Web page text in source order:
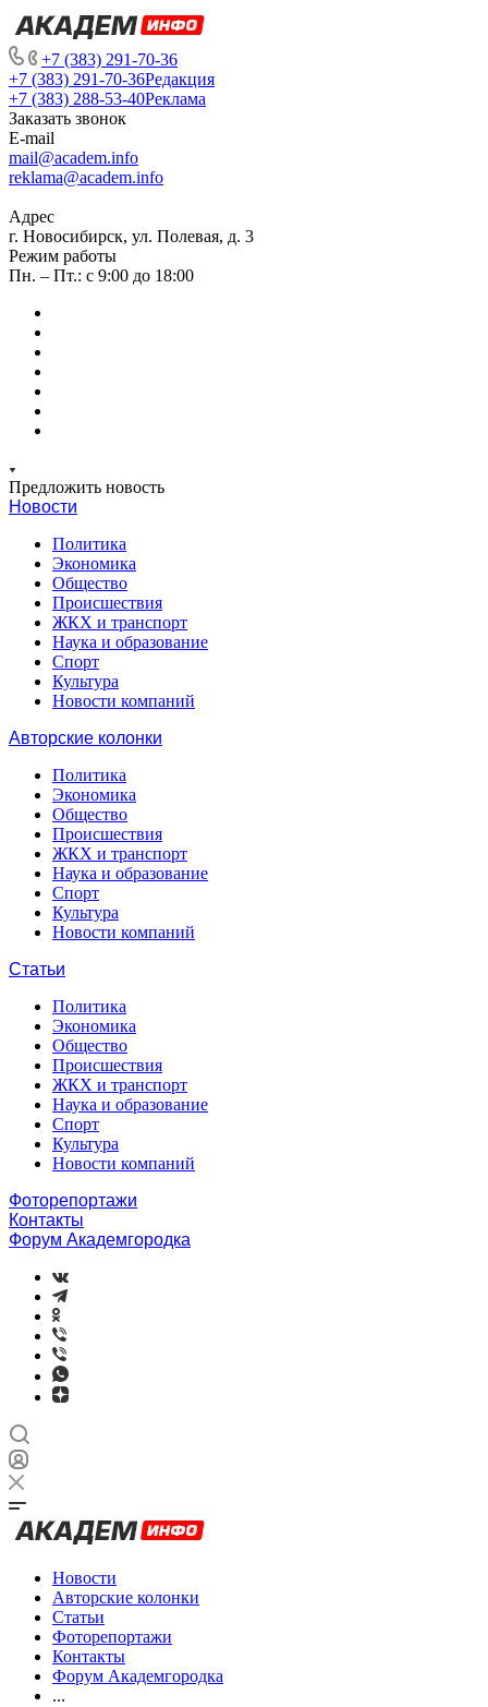
+7 (383) 291-70-36
+7 (383) 291-70-36Редакция
+7 (383) 288-53-40Реклама
Заказать звонок
E-mail
mail@academ.info
reklama@academ.info
Адрес
г. Новосибирск, ул. Полевая, д. 3
Режим работы
Пн. – Пт.: с 9:00 до 18:00
Предложить новость
Новости
Политика
Экономика
Общество
Происшествия
ЖКХ и транспорт
Наука и образование
Спорт
Культура
Новости компаний
Авторские колонки
Политика
Экономика
Общество
Происшествия
ЖКХ и транспорт
Наука и образование
Спорт
Культура
Новости компаний
Статьи
Политика
Экономика
Общество
Происшествия
ЖКХ и транспорт
Наука и образование
Спорт
Культура
Новости компаний
Фоторепортажи
Контакты
Форум Академгородка
Новости
Авторские колонки
Статьи
Фоторепортажи
Контакты
Форум Академгородка
...